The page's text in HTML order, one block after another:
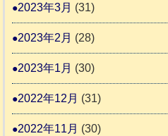
2023年3月 (31)
2023年2月 (28)
2023年1月 (30)
2022年12月 (31)
2022年11月 (30)